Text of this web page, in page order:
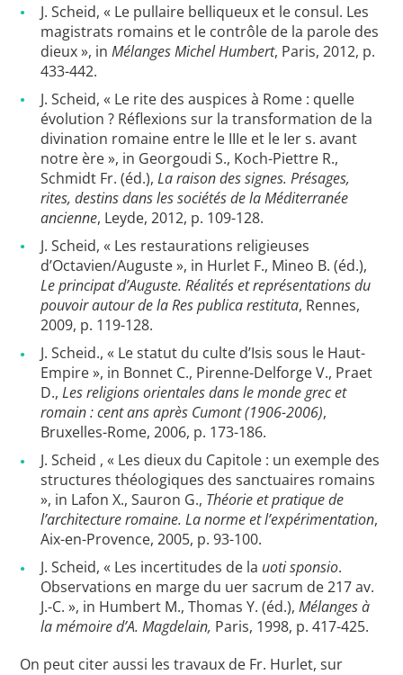
J. Scheid, « Le pullaire belliqueux et le consul. Les
magistrats romains et le contrôle de la parole des
dieux », inMélanges Michel Humbert, Paris, 2012, p.
433-442.
J. Scheid, « Le rite des auspices à Rome : quelle
évolution ? Réflexions sur la transformation de la
divination romaine entre le IIIe et le Ier s. avant
notre ère », in Georgoudi S., Koch-Piettre R.,
Schmidt Fr. (éd.),La raison des signes. Présages,
rites, destins dans les sociétés de la Méditerranée
ancienne, Leyde, 2012, p. 109-128.
J. Scheid, « Les restaurations religieuses
d’Octavien/Auguste », in Hurlet F., Mineo B. (éd.),
Le principat d’Auguste. Réalités et représentations du
pouvoir autour de la Res publica restituta, Rennes,
2009, p. 119-128.
J. Scheid., « Le statut du culte d’Isis sous le Haut-
Empire », in Bonnet C., Pirenne-Delforge V., Praet
D.,Les religions orientales dans le monde grec et
romain : cent ans après Cumont (1906-2006),
Bruxelles-Rome, 2006, p. 173-186.
J. Scheid , « Les dieux du Capitole : un exemple des
structures théologiques des sanctuaires romains
», in Lafon X., Sauron G., Théorie et pratique de
l’architecture romaine. La norme et l’expérimentation,
Aix-en-Provence, 2005, p. 93-100.
J. Scheid, « Les incertitudes de la uoti sponsio.
Observations en marge du uer sacrum de 217 av.
J.-C. », in Humbert M., Thomas Y. (éd.),Mélanges à
la mémoire d’A. Magdelain, Paris, 1998, p. 417-425.
On peut citer aussi les travaux de Fr. Hurlet, sur